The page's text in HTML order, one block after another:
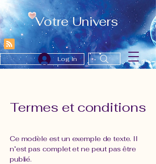
Votre Univers
Log In
Termes et conditions
Ce modèle est un exemple de texte. Il
n’est pas complet et ne peut pas être
publié.